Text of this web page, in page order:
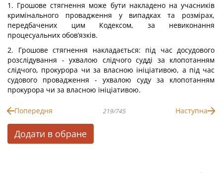
1. Грошове стягнення може бути накладено на учасників
кримінального провадження у випадках та розмірах,
передбачених цим Кодексом, за невиконання
процесуальних обов’язків.
2. Грошове стягнення накладається: під час досудового
розслідування - ухвалою слідчого судді за клопотанням
слідчого, прокурора чи за власною ініціативою, а під час
судового провадження - ухвалою суду за клопотанням
прокурора чи за власною ініціативою.
Попередня 219/745 Наступна
Додати в обране